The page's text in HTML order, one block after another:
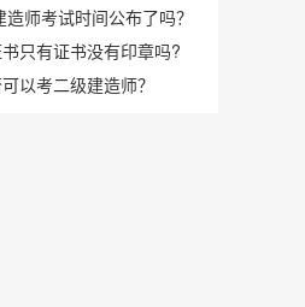
师考试时间公布了吗？
只有证书没有印章吗?
以考二级建造师？